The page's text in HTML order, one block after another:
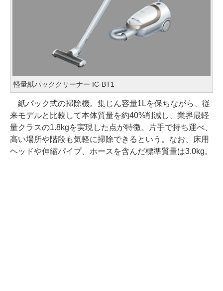
軽量紙パッククリーナー IC-BT1
紙パック式の掃除機。集じん容量1Lを保ちながら、従
来モデルと比較して本体質量を約40%削減し、業界最軽
量クラスの1.8kgを実現した点が特徴。片手で持ち運べ、
高い場所や階段も気軽に掃除できるという。なお、床用
ヘッドや伸縮パイプ、ホースを含んだ標準質量は3.0kg。